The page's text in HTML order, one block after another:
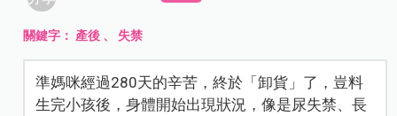
關鍵字： 產後 、 失禁
準媽咪經過280天的辛苦，終於「卸貨」了，豈料
生完小孩後，身體開始出現狀況，像是尿失禁、長